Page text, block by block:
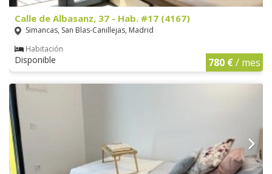
Calle de Albasanz, 37 - Hab. #17 (4167)
Simancas, San Blas-Canillejas, Madrid
Habitación
Disponible 780 €/ mes